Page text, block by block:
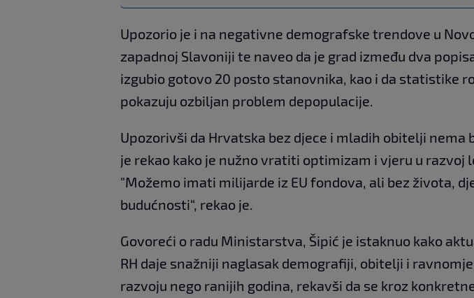
Upozorio je i na negativne demografske trendove u
zapadnoj Slavoniji te naveo da je grad između dva
izgubio gotovo 20 posto stanovnika, kao i da statistike
pokazuju ozbiljan problem depopulacije.
Upozorivši da Hrvatska bez djece i mladih obitelji nema
je rekao kako je nužno vratiti optimizam i vjeru u razvoj
"Možemo imati milijarde iz EU fondova, ali bez života,
budućnosti“, rekao je.
Govoreći o radu Ministarstva, Šipić je istaknuo kako
RH daje snažniji naglasak demografiji, obitelji i
razvoju nego ranijih godina, rekavši da se kroz